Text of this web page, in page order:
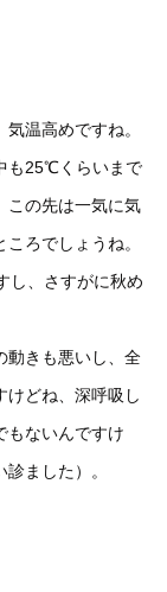
温高めですね。
も25℃くらいまで
この先は一気に気
ろでしょうね。
し、さすがに秋め
動きも悪いし、全
けどね、深呼吸し
もないんですけ
ました）。